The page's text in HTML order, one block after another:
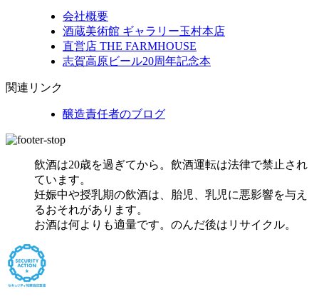
会社概要
酒蔵美術館 ギャラリー玉村本店
直営店 THE FARMHOUSE
志賀高原ビール20周年記念本
関連リンク
醸造責任者のブログ
飲酒は20歳を過ぎてから。飲酒運転は法律で禁止され
ています。
妊娠中や授乳期の飲酒は、胎児、乳児に悪影響を与え
るおそれがあります。
お酒は何よりも適量です。のんだ後はリサイクル。